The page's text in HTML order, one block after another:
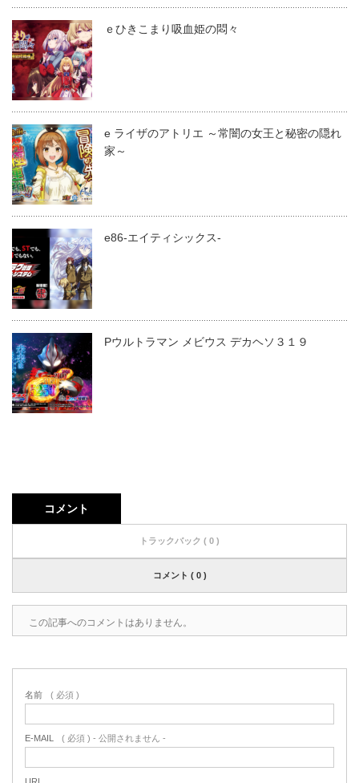
ｅひきこまり吸血姫の悶々
e ライザのアトリエ ～常闇の女王と秘密の隠れ
家～
e86-エイティシックス-
Pウルトラマン メビウス デカヘソ３１９
コメント
トラックバック ( 0 )
コメント ( 0 )
この記事へのコメントはありません。
名前 ( 必須 )
E-MAIL ( 必須 ) - 公開されません -